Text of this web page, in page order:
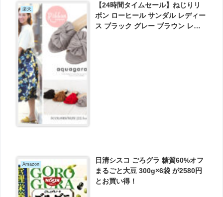
楽天
【24時間タイムセール】ねじりリ
ボン ローヒール サンダル レディー
ス ブラック グレー ブラウン レッ
Amazon
日清シスコ ごろグラ 糖質60%オフ
まるごと大豆 300g×6袋 が2580円
とお買い得！